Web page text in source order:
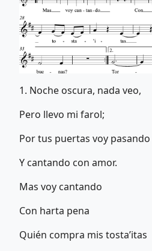
1. Noche oscura, nada veo,
Pero llevo mi farol;
Por tus puertas voy pasando
Y cantando con amor.
Mas voy cantando
Con harta pena
Quién compra mis tosta’itas